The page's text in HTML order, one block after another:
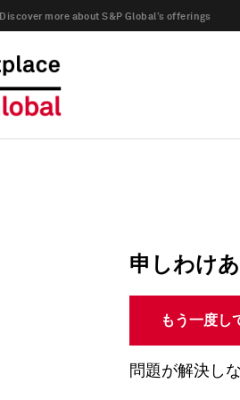
Discover more about S&P Global’s offerings
申しわけ
もう一度し
問題が解決し